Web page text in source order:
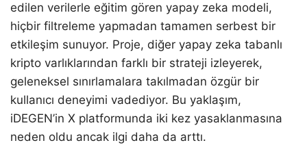
edilen verilerle eğitim gören yapay zeka modeli,
hiçbir filtreleme yapmadan tamamen serbest bir
etkileşim sunuyor. Proje, diğer yapay zeka tabanlı
kripto varlıklarından farklı bir strateji izleyerek,
geleneksel sınırlamalara takılmadan özgür bir
kullanıcı deneyimi vadediyor. Bu yaklaşım,
iDEGEN’in X platformunda iki kez yasaklanmasına
neden oldu ancak ilgi daha da arttı.